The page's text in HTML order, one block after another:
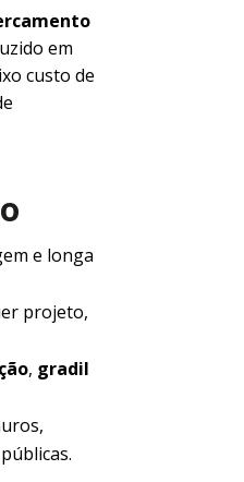
em
custo de
e longa
projeto,
, gradil